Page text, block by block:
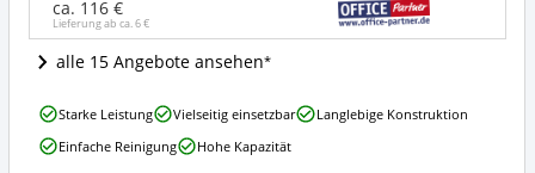
Angebote:
ist
dieser
erhältlich?
ca. 116 €
Lieferung ab ca.6 €
alle 15 Angebote ansehen
WMF
LONO
Kontaktgrill
Starke Leistung Vielseitig einsetzbar
Langlebige Konstruktion
Einfache Reinigung
Hohe Kapazität